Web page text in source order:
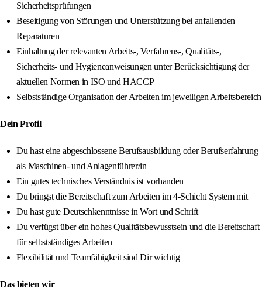
Sicherheitsprüfungen
Beseitigung von Störungen und Unterstützung bei anfallenden
Reparaturen
Einhaltung der relevanten Arbeits-, Verfahrens-, Qualitäts-,
Sicherheits- und Hygieneanweisungen unter Berücksichtigung der
aktuellen Normen in ISO und HACCP
Selbstständige Organisation der Arbeiten im jeweiligen Arbeitsbereich
Dein Profil
Du hast eine abgeschlossene Berufsausbildung oder Berufserfahrung
als Maschinen- und Anlagenführer/in
Ein gutes technisches Verständnis ist vorhanden
Du bringst die Bereitschaft zum Arbeiten im 4-Schicht System mit
Du hast gute Deutschkenntnisse in Wort und Schrift
Du verfügst über ein hohes Qualitätsbewusstsein und die Bereitschaft
für selbstständiges Arbeiten
Flexibilität und Teamfähigkeit sind Dir wichtig
Das bieten wir